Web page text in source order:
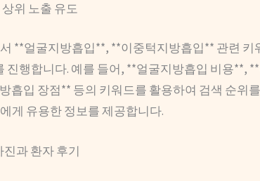
위 노출 유도
**얼굴지방흡입**, **이중턱지방흡입** 관련 키
진행합니다. 예를 들어, **얼굴지방흡입 비용**,
흡입 장점** 등의 키워드를 활용하여 검색 순위
게 유용한 정보를 제공합니다.
과 환자 후기